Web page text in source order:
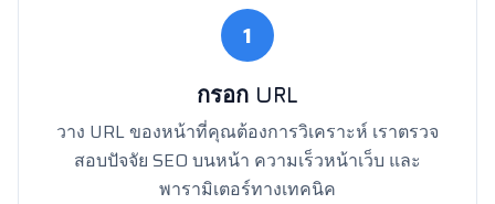
1
กรอก URL
วาง URL ของหน้าที่คุณต้องการวิเคราะห์ เราตรวจ
สอบปัจจัย SEO บนหน้า ความเร็วหน้าเว็บ และ
พารามิเตอร์ทางเทคนิค